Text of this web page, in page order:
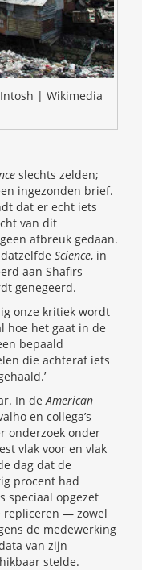
| Wikimedia
slechts zelden;
ingezonden brief.
dat er echt iets
van dit
afbreuk gedaan.
Science, in
aan Shafirs
genegeerd.
onze kritiek wordt
hoe het gaat in de
bepaald
die achteraf iets
In deAmerican
en collega’s
onderzoek onder
vlak voor en vlak
dag dat de
procent had
speciaal opgezet
repliceren — zowel
de medewerking
van zijn
stelde.